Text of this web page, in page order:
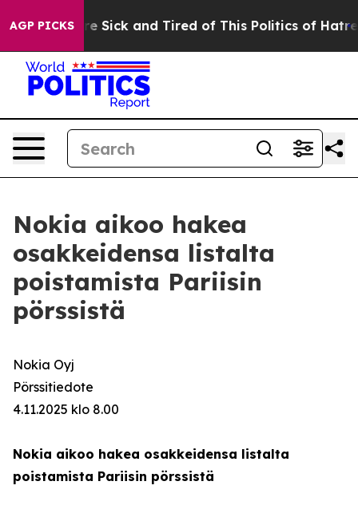
AGP PICKSAre Sick and Tired of This Politics of Hatred”
Nokia aikoo hakea
osakkeidensa listalta
poistamista Pariisin
pörssistä
Nokia Oyj
Pörssitiedote
4.11.2025 klo 8.00
Nokia aikoo hakea osakkeidensa listalta
poistamista Pariisin pörssistä